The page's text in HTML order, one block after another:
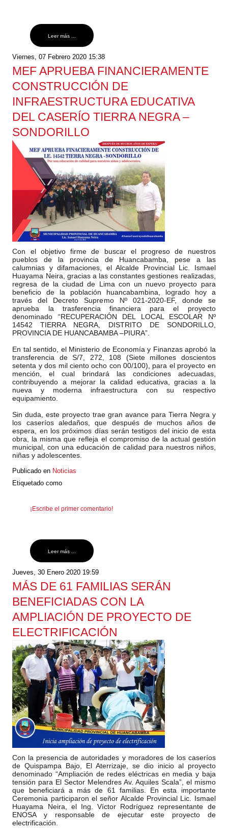
Leer más ...
Viernes, 07 Febrero 2020 15:38
MEF APRUEBA FINANCIERAMENTE
CONSTRUCCIÓN DE
INFRAESTRUCTURA EDUCATIVA
DEL CASERÍO TIERRA NEGRA –
SONDORILLO
Con el objetivo firme de buscar el progreso de nuestros
pueblos de la provincia de Huancabamba, pese a las
calumnias y difamaciones, el Alcalde Provincial Lic. Ismael
Huayama Neira, gracias a las constantes gestiones realizadas,
regresa de la ciudad de Lima con un nuevo proyecto para
beneficio de la población huancabambina, logrado hoy a
través del Decreto Supremo Nº 021-2020-EF, donde se
aprueba la trasferencia financiera para el proyecto
denominado “RECUPERACIÓN DEL LOCAL ESCOLAR Nº
14542 TIERRA NEGRA, DISTRITO DE SONDORILLO,
PROVINCIA DE HUANCABAMBA –PIURA”.
En tal sentido, el Ministerio de Economía y Finanzas aprobó la
transferencia de S/7, 272, 108 (Siete millones doscientos
setenta y dos mil ciento ocho con 00/100), para el proyecto en
mención, el cual brindará las condiciones adecuadas,
contribuyendo a mejorar la calidad educativa, gracias a la
nueva y moderna infraestructura con su respectivo
equipamiento.
Sin duda, este proyecto trae gran avance para Tierra Negra y
los caseríos aledaños, que después de muchos años de
espera, en los próximos días serán testigos del inicio de esta
obra, la misma que refleja el compromiso de la actual gestión
municipal, con una educación de calidad para nuestros niños,
niñas y adolescentes.
Publicado en Noticias
Etiquetado como
¡Escribe el primer comentario!
Leer más ...
Jueves, 30 Enero 2020 19:59
MÁS DE 61 FAMILIAS SERÁN
BENEFICIADAS CON LA
AMPLIACIÓN DE PROYECTO DE
ELECTRIFICACIÓN
Con la presencia de autoridades y moradores de los caseríos
de Quispampa Bajo, El Aterrizaje, se dio inicio al proyecto
denominado “Ampliación de redes eléctricas en media y baja
tensión para El Sector Melendres Av. Aquiles Scala”, el mismo
que beneficiará a más de 61 familias. En esta importante
Ceremonia participaron el señor Alcalde Provincial Lic. Ismael
Huayama Neira, el Ing. Víctor Rodríguez representante de
ENOSA y responsable de ejecutar este proyecto de
electrificación.